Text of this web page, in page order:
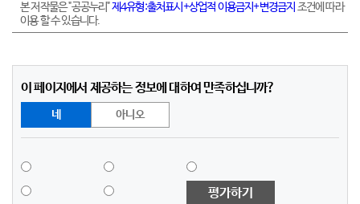
본 저작물은 "공공누리"제4유형:출처표시+상업적 이용금지+변경금지 조건에 따라
이용 할 수 있습니다.
이 페이지에서 제공하는 정보에 대하여 만족하십니까?
네 아니오
평가하기